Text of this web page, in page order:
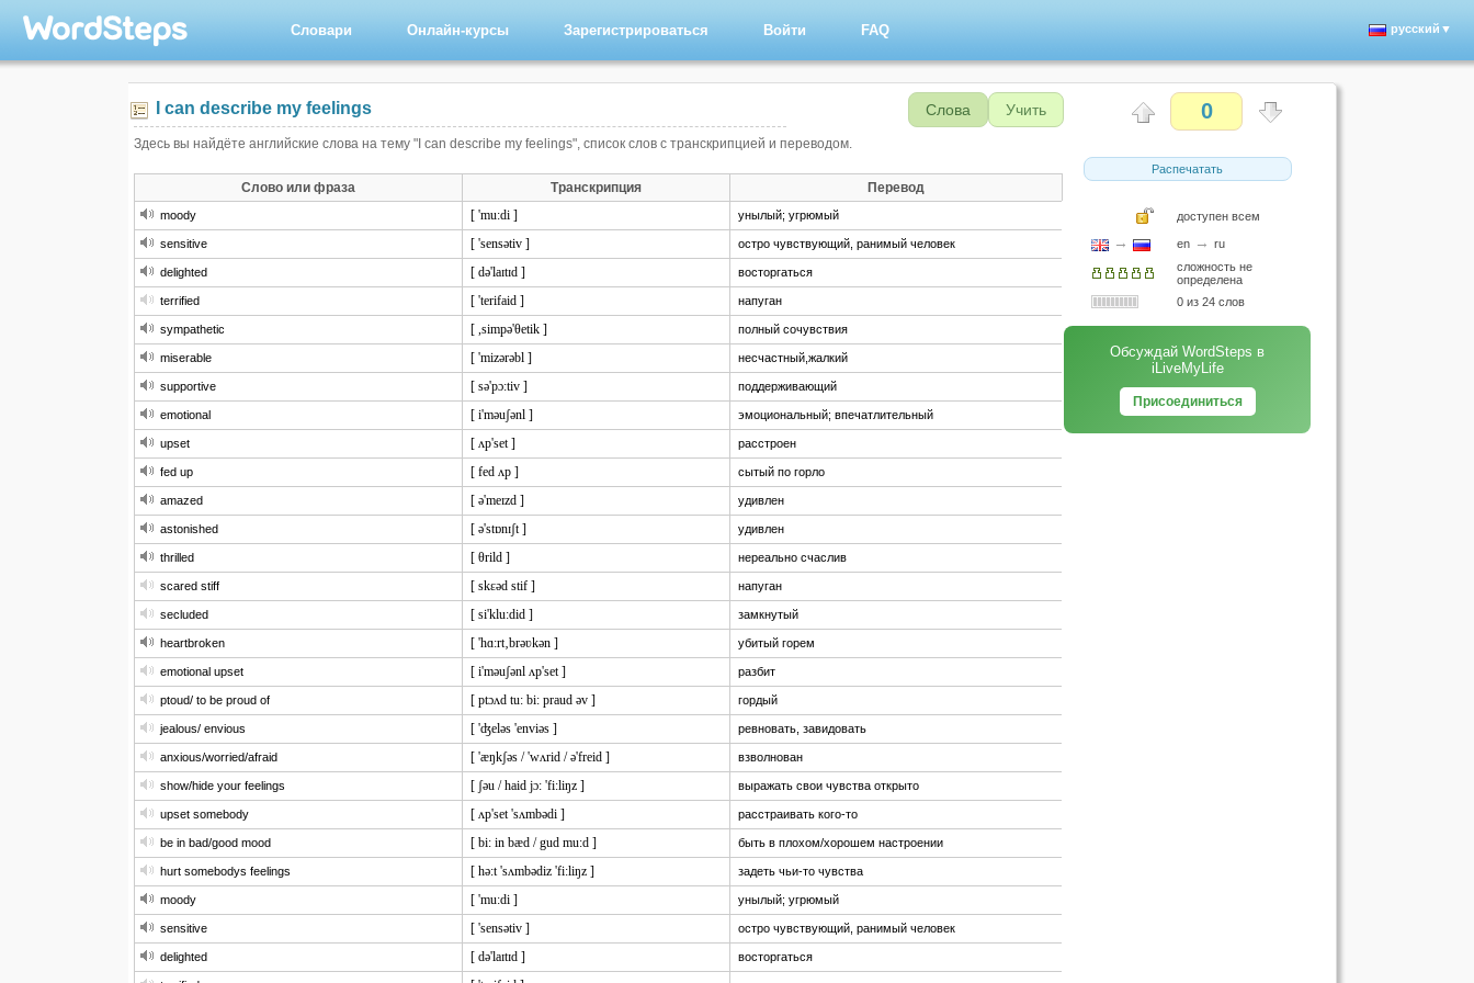
Словари Онлайн-курсы Зарегистрироваться Войти FAQ русский▼
I can describe my feelings Слова Учить
Здесь вы найдёте английские слова на тему "I can describe my feelings", список слов с транскрипцией и переводом.
Слово или фраза Транскрипция Перевод
moody [ 'mu:di ] унылый; угрюмый
sensitive [ 'sensətiv ] остро чувствующий, ранимый человек
delighted [ də'laɪtɪd ] восторгаться
terrified [ 'terifaid ] напуган
sympathetic [ ,simpə'θetik ] полный сочувствия
miserable [ 'mizərəbl ] несчастный,жалкий
supportive [ sə'pɔ:tiv ] поддерживающий
emotional [ i'məuʃənl ] эмоциональный; впечатлительный
upset [ ʌp'set ] расстроен
fed up [ fed ʌp ] сытый по горло
amazed [ ə'meɪzd ] удивлен
astonished [ ə'stɒnɪʃt ] удивлен
thrilled [ θrild ] нереально счаслив
scared stiff [ skɛəd stif ] напуган
secluded [ si'klu:did ] замкнутый
heartbroken [ 'hɑ:rt‚brəʋkən ] убитый горем
emotional upset [ i'məuʃənl ʌp'set ] разбит
ptoud/ to be proud of [ ptɔʌd tu: bi: praud əv ] гордый
jealous/ envious [ 'ʤeləs 'enviəs ] ревновать, завидовать
anxious/worried/afraid [ 'æŋkʃəs / 'wʌrid / ə'freid ] взволнован
show/hide your feelings [ ʃəu / haid jɔ: 'fi:liŋz ] выражать свои чувства открыто
upset somebody [ ʌp'set 'sʌmbədi ] расстраивать кого-то
be in bad/good mood [ bi: in bæd / gud mu:d ] быть в плохом/хорошем настроении
hurt somebodys feelings [ hə:t 'sʌmbədiz 'fi:liŋz ] задеть чьи-то чувства
moody [ 'mu:di ] унылый; угрюмый
sensitive [ 'sensətiv ] остро чувствующий, ранимый человек
delighted [ də'laɪtɪd ] восторгаться
0
Распечатать
доступен всем
→ en → ru
сложность не
определена
0 из 24 слов
Обсуждай WordSteps в
iLiveMyLife
Присоединиться